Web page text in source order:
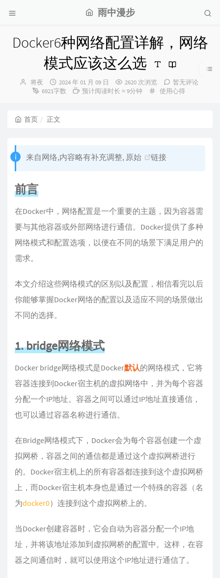
雨中漫步
Docker6种网络配置详解，网络
模式应该这么选
博
主：
将夜
发
布
2024 年 01 月 09 日 2620 次浏览
暂无评论
6921字数
预计阅读时长 ≈ 9分钟
分
使用心得
首页 正文
来自网络,内容略有补充调整, 原始 链接
前言
在Docker中，网络配置是一个重要的主题，因为容器需
要与其他容器或外部网络进行通信。Docker提供了多种
网络模式和配置选项，以便在不同的场景下满足用户的
需求。
本文介绍这些网络模式的区别以及配置，相信看完以后
你能够掌握Docker网络的配置以及适应不同的场景做出
不同的选择。
1. bridge网络模式
Docker bridge网络模式是Docker默认的网络模式，它将
容器连接到Docker宿主机的虚拟网络中，并为每个容器
分配一个IP地址。容器之间可以通过IP地址直接通信，
也可以通过容器名称进行通信。
在Bridge网络模式下，Docker会为每个容器创建一个虚
拟网桥，容器之间的通信都是通过这个虚拟网桥进行
的。Docker宿主机上的所有容器都连接到这个虚拟网桥
上，而Docker宿主机本身也是通过一个特殊的容器（名
为docker0）连接到这个虚拟网桥上的。
当Docker创建容器时，它会自动为容器分配一个IP地
址，并将该地址添加到虚拟网桥的配置中。这样，在容
器之间通信时，就可以使用这个IP地址进行通信了。